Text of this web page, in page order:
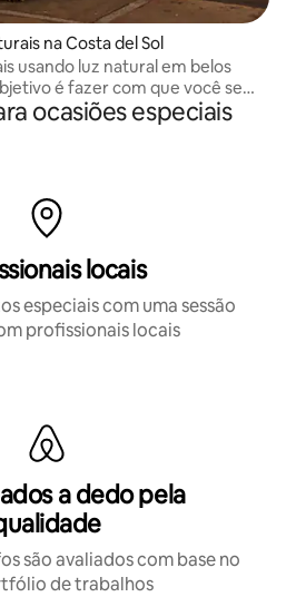
na Costa del Sol
usando luz natural em belos
é fazer com que você se
momentos autênticos que
anos.
ocasiões especiais
locais
especiais com uma sessão
profissionais locais
a dedo pela
são avaliados com base no
de trabalhos